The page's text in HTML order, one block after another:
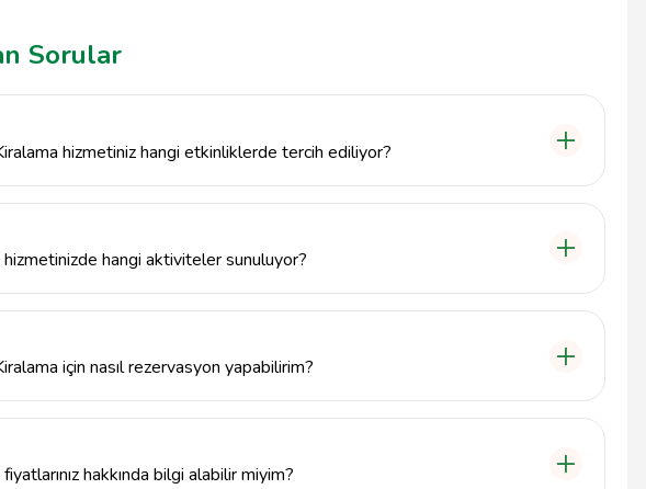
Sorular
hizmetiniz hangi etkinliklerde tercih ediliyor?
hangi aktiviteler sunuluyor?
için nasıl rezervasyon yapabilirim?
hakkında bilgi alabilir miyim?